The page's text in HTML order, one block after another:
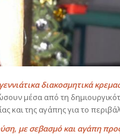
διακοσμητικά
μέσα από τη
και της αγάπης για το
με σεβασμό και αγάπη